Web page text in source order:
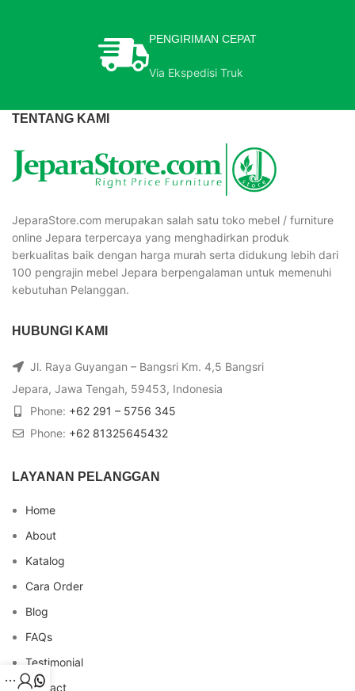
PENGIRIMAN CEPAT
Via Ekspedisi Truk
TENTANG KAMI
JeparaStore.com merupakan salah satu toko mebel / furniture
online Jepara terpercaya yang menghadirkan produk
berkualitas baik dengan harga murah serta didukung lebih dari
100 pengrajin mebel Jepara berpengalaman untuk memenuhi
kebutuhan Pelanggan.
HUBUNGI KAMI
Jl. Raya Guyangan – Bangsri Km. 4,5 Bangsri
Jepara, Jawa Tengah, 59453, Indonesia
Phone: +62 291 – 5756 345
Phone: +62 81325645432
LAYANAN PELANGGAN
Home
About
Katalog
Cara Order
Blog
FAQs
Testimonial
Contact